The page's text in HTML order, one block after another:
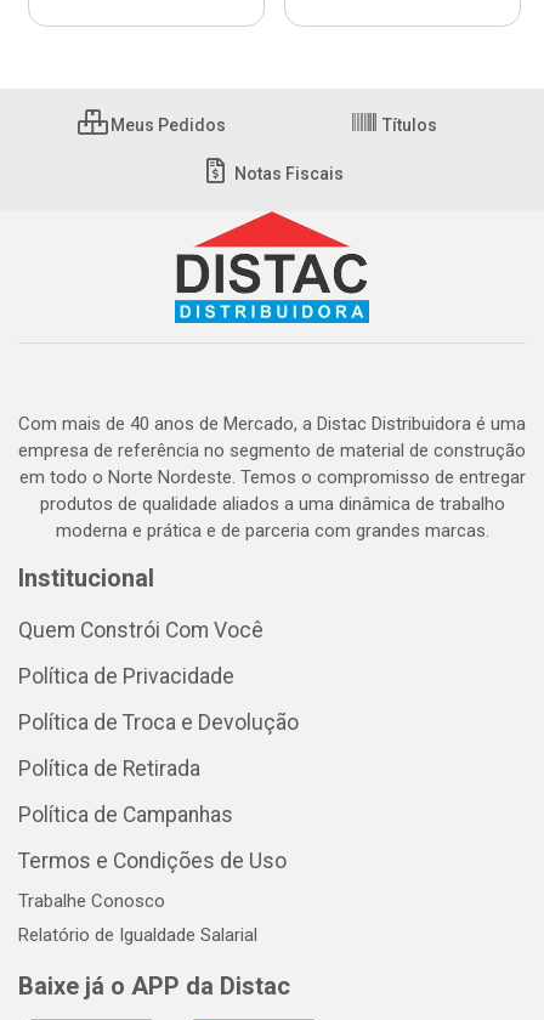
Meus Pedidos Títulos
Notas Fiscais
Com mais de 40 anos de Mercado, a Distac Distribuidora é uma
empresa de referência no segmento de material de construção
em todo o Norte Nordeste. Temos o compromisso de entregar
produtos de qualidade aliados a uma dinâmica de trabalho
moderna e prática e de parceria com grandes marcas.
Institucional
Quem Constrói Com Você
Política de Privacidade
Política de Troca e Devolução
Política de Retirada
Política de Campanhas
Termos e Condições de Uso
Trabalhe Conosco
Relatório de Igualdade Salarial
Baixe já o APP da Distac